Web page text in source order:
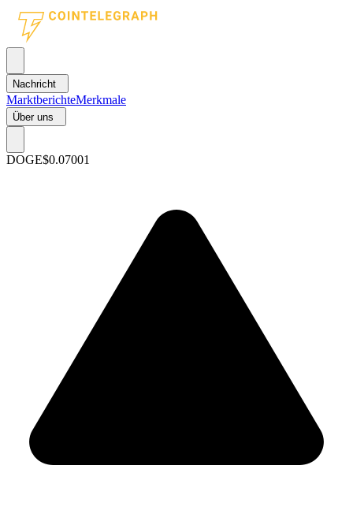
Nachricht
MarktberichteMerkmale
Über uns
DOGE$0.07001